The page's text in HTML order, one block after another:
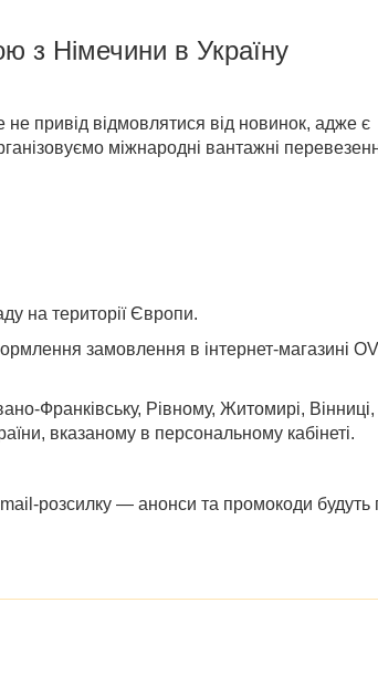
з Німечини в Україну
привід відмовлятися від новинок, адже є
міжнародні вантажні
на території Європи.
замовлення в інтернет-магазині
Франківську, Рівному, Житомирі,
вказаному в персональному кабінеті.
розсилку — анонси та промокоди будуть